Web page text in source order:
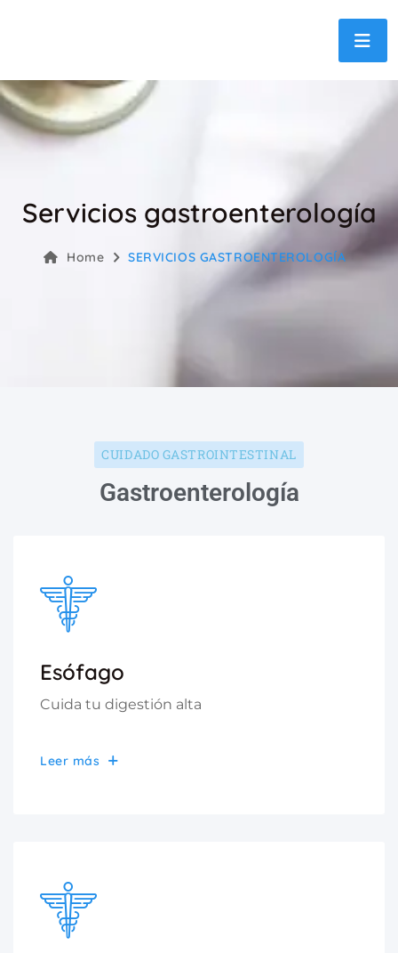
Servicios gastroenterología
Home SERVICIOS GASTROENTEROLOGÍA
CUIDADO GASTROINTESTINAL
Gastroenterología
Esófago
Cuida tu digestión alta
Leer más